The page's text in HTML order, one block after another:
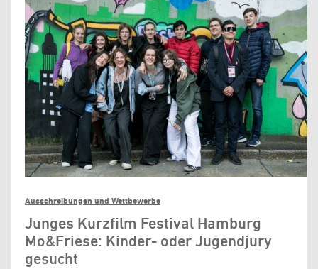
Ausschreibungen und Wettbewerbe
Junges Kurzfilm Festival Hamburg
Mo&Friese: Kinder- oder Jugendjury
gesucht